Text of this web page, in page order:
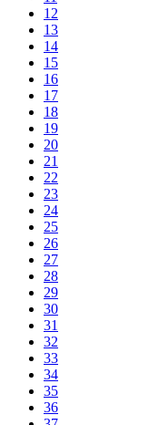
12
13
14
15
16
17
18
19
20
21
22
23
24
25
26
27
28
29
30
31
32
33
34
35
36